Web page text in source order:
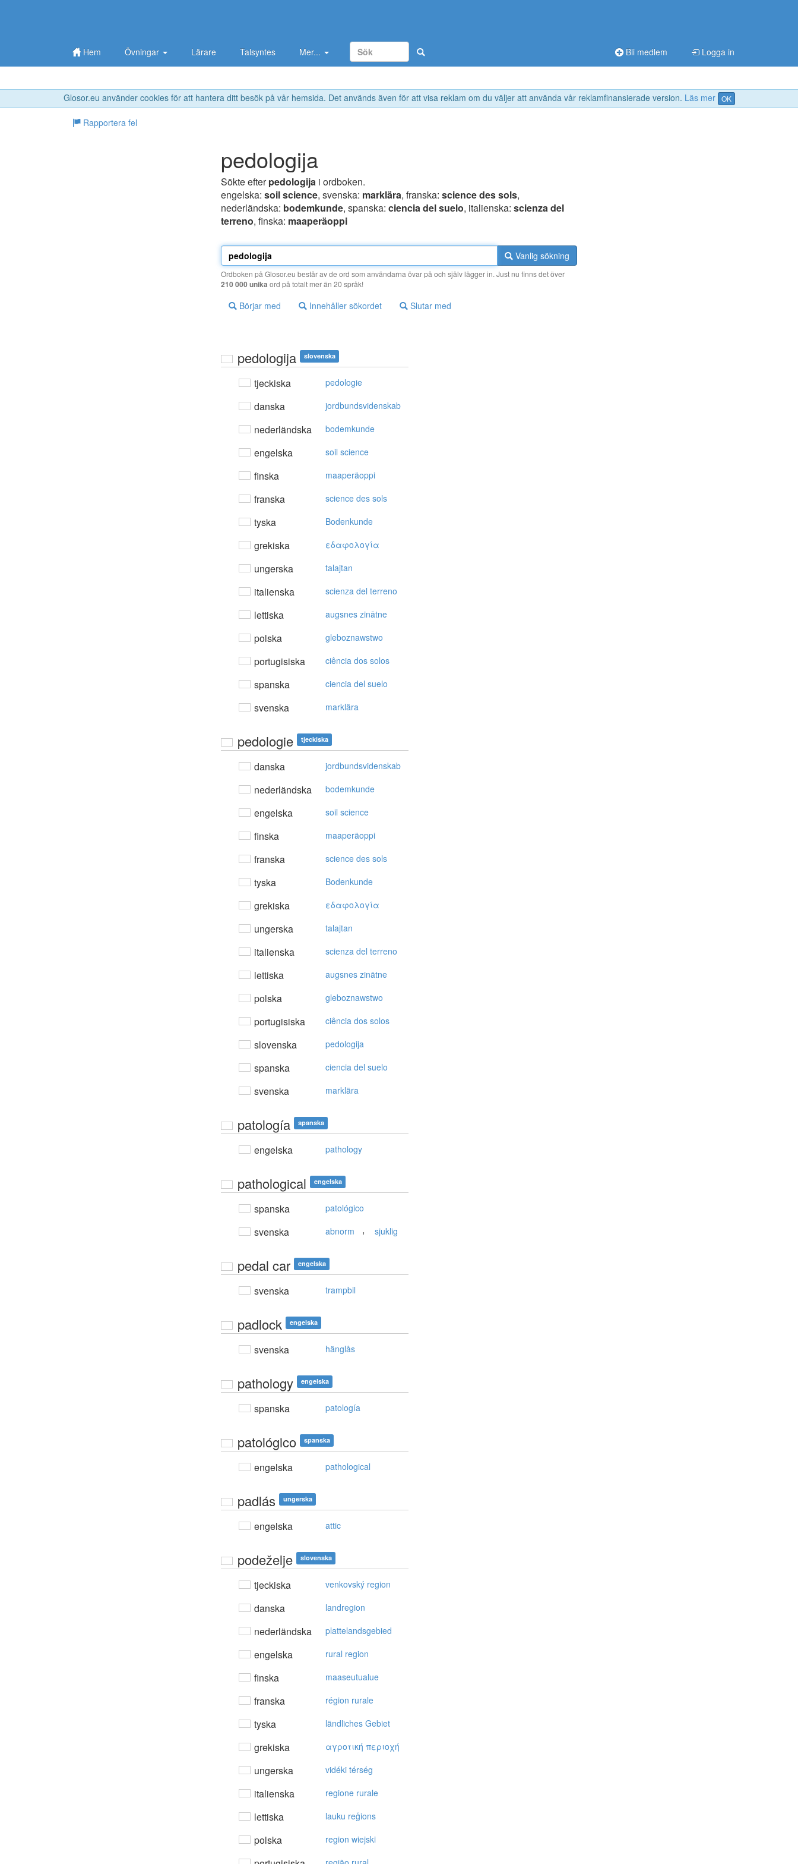
Glosor.eu använder cookies för att hantera ditt besök på vår hemsida. Det används även för att visa reklam om du väljer att använda vår reklamfinansierade version. Läs mer OK
Hem Övningar Lärare Talsyntes Mer... Bli medlem Logga in
Rapportera fel
pedologija
Sökte efterpedologija i ordboken.
engelska: soil science, svenska: marklära, franska: science des sols,
nederländska: bodemkunde, spanska: ciencia del suelo, italienska: scienza del
terreno, finska: maaperäoppi
Vanlig sökning
Ordboken på Glosor.eu består av de ord som användarna övar på och själv lägger in. Just nu finns det över
210 000 unika ord på totalt mer än 20 språk!
Börjar med Innehåller sökordet Slutar med
pedologija slovenska
tjeckiska pedologie
danska jordbundsvidenskab
nederländska bodemkunde
engelska soil science
finska maaperäoppi
franska science des sols
tyska Bodenkunde
grekiska εδαφoλoγία
ungerska talajtan
italienska scienza del terreno
lettiska augsnes zinātne
polska gleboznawstwo
portugisiska ciência dos solos
spanska ciencia del suelo
svenska marklära
pedologie tjeckiska
danska jordbundsvidenskab
nederländska bodemkunde
engelska soil science
finska maaperäoppi
franska science des sols
tyska Bodenkunde
grekiska εδαφoλoγία
ungerska talajtan
italienska scienza del terreno
lettiska augsnes zinātne
polska gleboznawstwo
portugisiska ciência dos solos
slovenska pedologija
spanska ciencia del suelo
svenska marklära
patología spanska
engelska pathology
pathological engelska
spanska patológico
svenska abnorm , sjuklig
pedal car engelska
svenska trampbil
padlock engelska
svenska hänglås
pathology engelska
spanska patología
patológico spanska
engelska pathological
padlás ungerska
engelska attic
podeželje slovenska
tjeckiska venkovský region
danska landregion
nederländska plattelandsgebied
engelska rural region
finska maaseutualue
franska région rurale
tyska ländliches Gebiet
grekiska αγρoτική περιoχή
ungerska vidéki térség
italienska regione rurale
lettiska lauku reģions
polska region wiejski